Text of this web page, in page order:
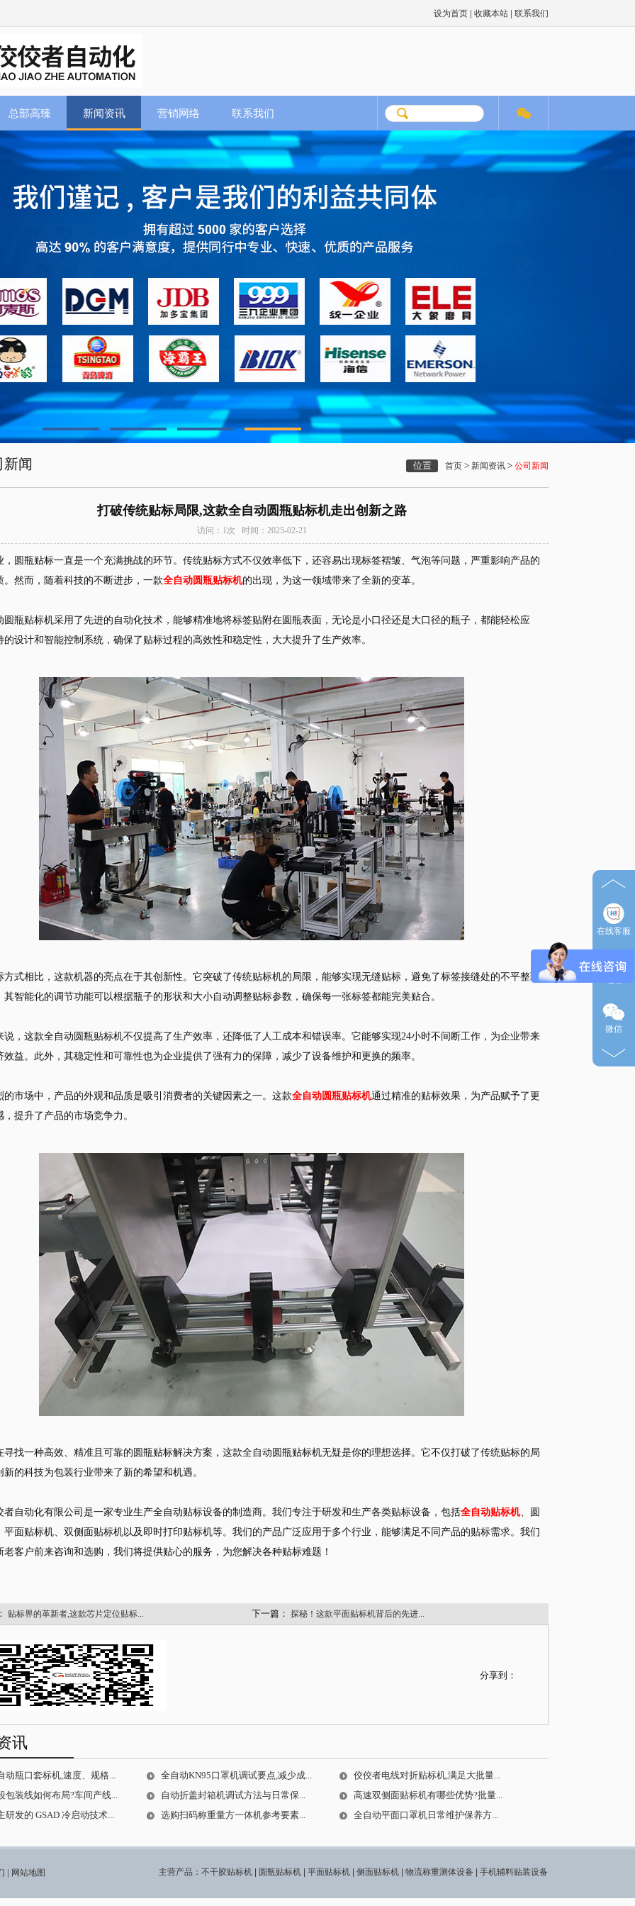
设为首页 | 收藏本站 | 联系我们
总部高臻 新闻资讯 营销网络 联系我们
新闻 首页 > 新闻资讯 > 公司新闻
位置
打破传统贴标局限,这款全自动圆瓶贴标机走出创新之路
访问：1次 时间：2025-02-21
，圆瓶贴标一直是一个充满挑战的环节。传统贴标方式不仅效率低下，还容易出现标签褶皱、气泡等问题，严重影响产品的
。然而，随着科技的不断进步，一款全自动圆瓶贴标机的出现，为这一领域带来了全新的变革。
圆瓶贴标机采用了先进的自动化技术，能够精准地将标签贴附在圆瓶表面，无论是小口径还是大口径的瓶子，都能轻松应
的设计和智能控制系统，确保了贴标过程的高效性和稳定性，大大提升了生产效率。
方式相比，这款机器的亮点在于其创新性。它突破了传统贴标机的局限，能够实现无缝贴标，避免了标签接缝处的不平整现
其智能化的调节功能可以根据瓶子的形状和大小自动调整贴标参数，确保每一张标签都能完美贴合。
说，这款全自动圆瓶贴标机不仅提高了生产效率，还降低了人工成本和错误率。它能够实现24小时不间断工作，为企业带来
效益。此外，其稳定性和可靠性也为企业提供了强有力的保障，减少了设备维护和更换的频率。
的市场中，产品的外观和品质是吸引消费者的关键因素之一。这款全自动圆瓶贴标机通过精准的贴标效果，为产品赋予了更
，提升了产品的市场竞争力。
寻找一种高效、精准且可靠的圆瓶贴标解决方案，这款全自动圆瓶贴标机无疑是你的理想选择。它不仅打破了传统贴标的局
新的科技为包装行业带来了新的希望和机遇。
者自动化有限公司是一家专业生产全自动贴标设备的制造商。我们专注于研发和生产各类贴标设备，包括全自动贴标机、圆
平面贴标机、双侧面贴标机以及即时打印贴标机等。我们的产品广泛应用于多个行业，能够满足不同产品的贴标需求。我们
老客户前来咨询和选购，我们将提供贴心的服务，为您解决各种贴标难题！
贴标界的革新者,这款芯片定位贴标... 下一篇： 探秘！这款平面贴标机背后的先进...
分享到：
讯
动瓶口套标机,速度、规格... 全自动KN95口罩机调试要点,减少成...
佼佼者电线对折贴标机,满足大批量...
包装线如何布局?车间产线...
自动折盖封箱机调试方法与日常保...
高速双侧面贴标机有哪些优势?批量...
研发的 GSAD 冷启动技术...
选购扫码称重量方一体机参考要素... 全自动平面口罩机日常维护保养方...
| 网站地图 主营产品： 不干胶贴标机 圆瓶贴标机 平面贴标机 侧面贴标机 物流称重测体设备 手机辅料贴装设备
在线客服
微信